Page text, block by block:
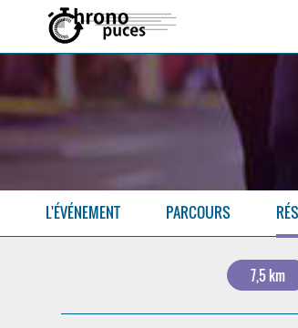
L'ÉVÉNEMENT PARCOURS
7,5 km